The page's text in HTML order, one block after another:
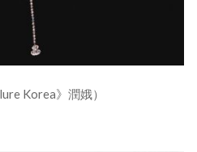
Korea》潤娥）